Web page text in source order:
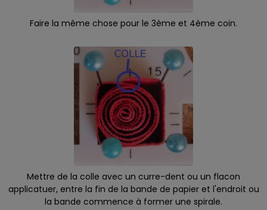
Faire la même chose pour le 3ème et 4ème coin.
Mettre de la colle avec un curre-dent ou un flacon
applicatuer, entre la fin de la bande de papier et l'endroit ou
la bande commence à former une spirale.